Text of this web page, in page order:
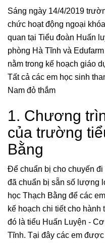
Sáng ngày 14/4/2019
chức hoạt động ngoại
quan tại Tiểu đoàn Huấn
phòng Hà Tĩnh và
nằm trong kế hoạch giáo
Tất cả các em học sinh
Nam đỏ thắm
1. Chương
của trường
Bằng
Để chuẩn bị cho chuyến
đã chuẩn bị sẵn số lượng
học Thạch Bằng để các
kế hoạch chi tiết cho
đó là tiểu Huấn Luyện -
Tĩnh. Tại đây các em